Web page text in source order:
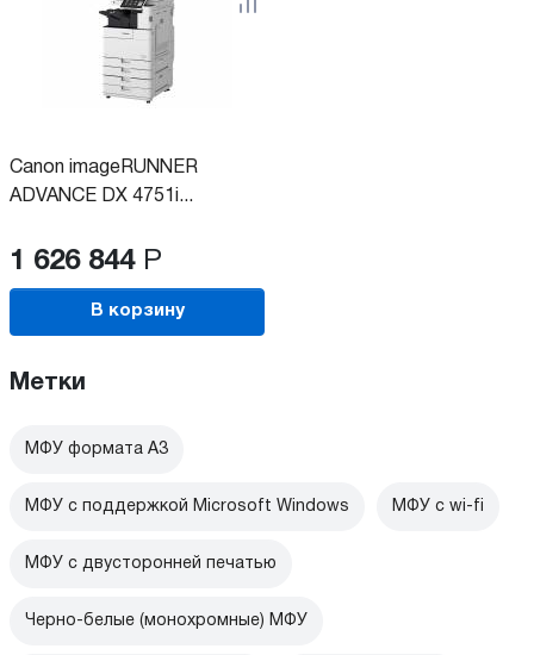
Canon imageRUNNER
ADVANCE DX 4751i...
1 626 844 Р
В корзину
Метки
МФУ формата А3
МФУ с поддержкой Microsoft Windows МФУ c wi-fi
МФУ с двусторонней печатью
Черно-белые (монохромные) МФУ